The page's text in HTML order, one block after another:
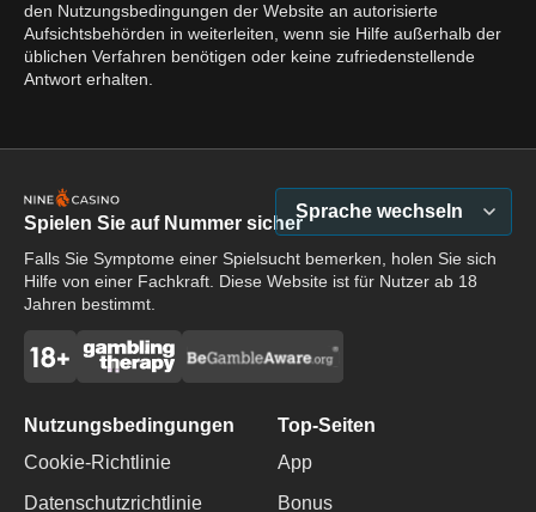
den Nutzungsbedingungen der Website an autorisierte
Aufsichtsbehörden in weiterleiten, wenn sie Hilfe außerhalb der
üblichen Verfahren benötigen oder keine zufriedenstellende
Antwort erhalten.
Spielen Sie auf Nummer sicher
Falls Sie Symptome einer Spielsucht bemerken, holen Sie sich
Hilfe von einer Fachkraft. Diese Website ist für Nutzer ab 18
Jahren bestimmt.
Sprache wechseln
Nutzungsbedingungen
Cookie-Richtlinie
Datenschutzrichtlinie
Top-Seiten
App
Bonus